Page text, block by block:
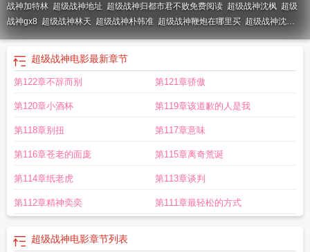
战神加特林 超级战神地址 超级战神归都市君不败免费阅读 超级战神沈枫 超级
战神gx8 超级战神林天 超级战神朴韩准 超级战神鞭炮在哪里买 超级战神沈
拓超级战神电影超级战神归都市长生超级战神归都市免费阅读超级战神炮在
哪里买?
超级战神漫画免费阅读
战神之至尊龙帅1-100集
读超级战神鞭炮 超级战神和无敌王牌差多少分超级战神英文
神开机logo怎么去掉
超级战神狂婿超级战神林北林天策免费阅
读超级战神第十代咋样
超级战神电影最新章节
第122章不辞而别 第121章骄傲
第120章小酒杯 第119章该道歉的人是我
第118章别扭 第117章意味
第116章苍老的面庞 第115章离奇荒诞
第114章纸老虎 第113章谈判
第112章精神奕奕 第111章最轻松的方式
超级战神电影章节列表